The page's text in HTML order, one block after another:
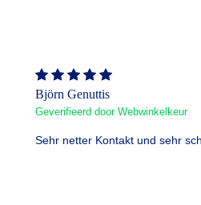
Björn Genuttis
Geverifieerd door Webwinkelkeur
Sehr netter Kontakt und sehr